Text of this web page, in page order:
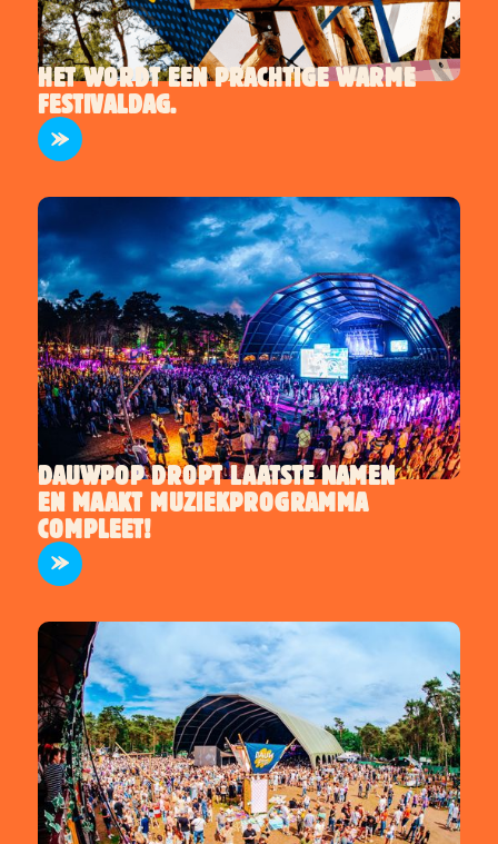
ARTIESTEN
HET WORDT EEN PRACHTIGE WARME
FESTIVALDAG.
ARTIESTEN
DAUWPOP DROPT LAATSTE NAMEN
EN MAAKT MUZIEKPROGRAMMA
COMPLEET!